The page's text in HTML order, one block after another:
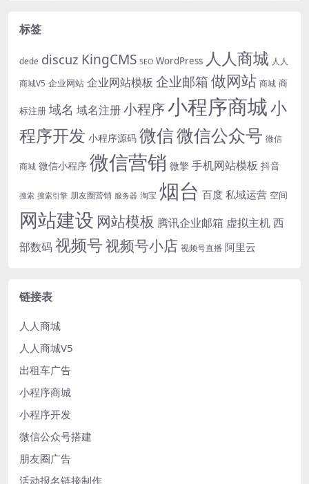
标签
dede discuz KingCMS SEO WordPress 人人商城 人人
商城V5 企业网站 企业网站模板 企业邮箱 做网站 商城 商
标注册 域名 域名注册小程序小程序商城小
程序开发 小程序源码 微信微信公众号 微信
商城 微信小程序 微信营销 微擎 手机网站模板 抖音
搜索 搜索引擎 朋友圈营销 服务器 淘宝 烟台 百度 私域运营 空间
网站建设 网站模板 腾讯企业邮箱 虚拟主机西
部数码视频号视频号小店 视频号直播 阿里云
链接表
人人商城
人人商城V5
出租车广告
小程序商城
小程序开发
微信公众号搭建
朋友圈广告
活动报名链接制作